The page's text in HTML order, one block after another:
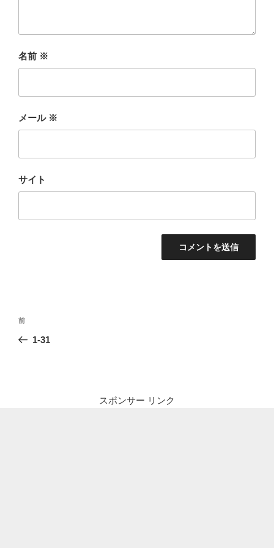
名前 ※
メール ※
サイト
投
前
の
前
1-31
スポンサー リンク